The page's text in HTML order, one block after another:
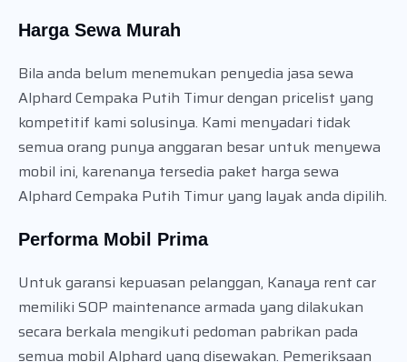
Harga Sewa Murah
Bila anda belum menemukan penyedia jasa sewa
Alphard Cempaka Putih Timur dengan pricelist yang
kompetitif kami solusinya. Kami menyadari tidak
semua orang punya anggaran besar untuk menyewa
mobil ini, karenanya tersedia paket harga sewa
Alphard Cempaka Putih Timur yang layak anda dipilih.
Performa Mobil Prima
Untuk garansi kepuasan pelanggan, Kanaya rent car
memiliki SOP maintenance armada yang dilakukan
secara berkala mengikuti pedoman pabrikan pada
semua mobil Alphard yang disewakan. Pemeriksaan